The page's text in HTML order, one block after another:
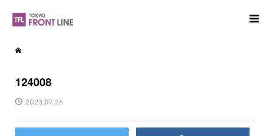
124008
2023.07.26